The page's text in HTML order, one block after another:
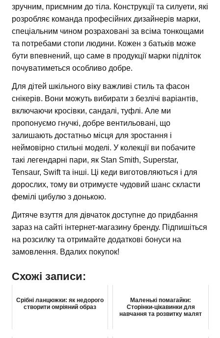
зручним, приємним до тіла. Конструкції та силуети, які
розробляє команда професійних дизайнерів марки,
спеціальним чином розраховані за всіма тонкощами
та потребами стопи людини. Кожен з батьків може
бути впевнений, що саме в продукції марки підліток
почуватиметься особливо добре.
Для дітей шкільного віку важливі стиль та фасон
снікерів. Вони можуть вибирати з безлічі варіантів,
включаючи кросівки, сандалі, туфлі. Але ми
пропонуємо гнучкі, добре вентильовані, що
залишають достатньо місця для зростання і
неймовірно стильні моделі. У колекції ви побачите
такі легендарні пари, як Stan Smith, Superstar,
Tensaur, Swift та інші. Ці кеди виготовляються і для
дорослих, тому ви отримуєте чудовий шанс скласти
фемілі цибулю з донькою.
Дитяче взуття для дівчаток доступне до придбання
зараз на сайті інтернет-магазину бренду. Підпишіться
на розсилку та отримайте додаткові бонуси на
замовлення. Вдалих покупок!
Схожі записи:
Срібні ланцюжки: як недорого
створити омріяний образ
Маленькі помагайки:
Сторінки-цікавинки для
навчання та розвитку малят